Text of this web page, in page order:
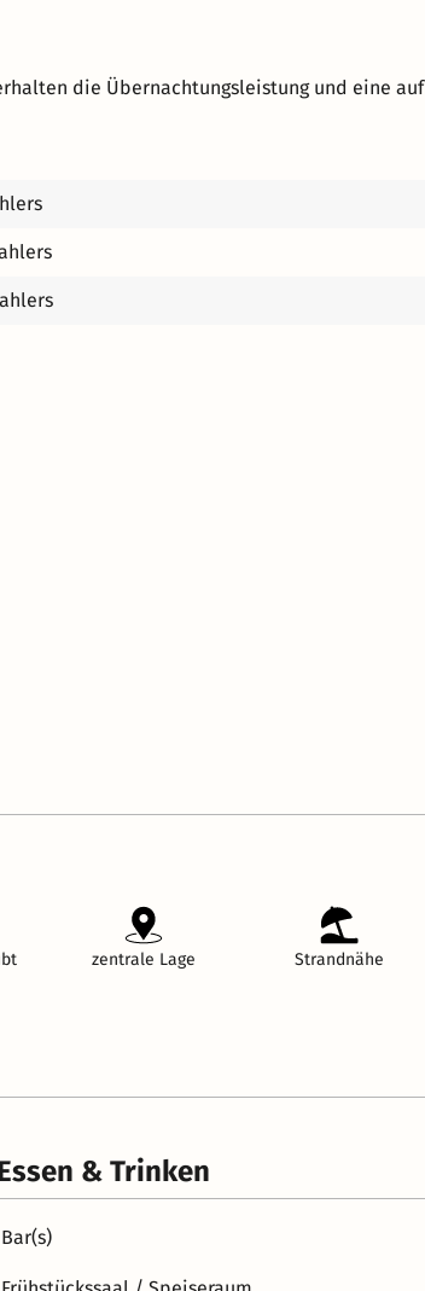
die Übernachtungsleistung und eine auf
zentrale Lage Strandnähe
& Trinken
Bar(s)